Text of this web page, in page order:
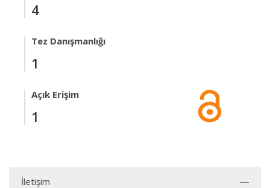
4
Tez Danışmanlığı
1
Açık Erişim
1
İletişim